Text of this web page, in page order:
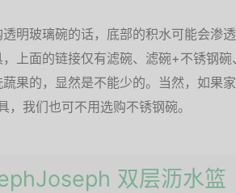
明玻璃碗的话，底部的积水可能会渗
上面的链接仅有滤碗、滤碗+不锈钢
果的，显然是不能少的。当然，如果
，我们也可不用选购不锈钢碗。
双层沥水篮